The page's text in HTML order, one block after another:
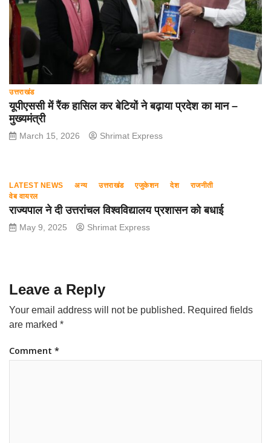
उत्तराखंड
यूपीएससी में रैंक हासिल कर बेटियों ने बढ़ाया प्रदेश का मान –
मुख्यमंत्री
March 15, 2026 Shrimat Express
LATEST NEWS अन्य उत्तराखंड एजुकेशन देश
राजनीती
वेब वायरल
राज्यपाल ने दी उत्तरांचल विश्वविद्यालय प्रशासन को बधाई
May 9, 2025 Shrimat Express
Leave a Reply
Your email address will not be published. Required fields
are marked *
Comment *